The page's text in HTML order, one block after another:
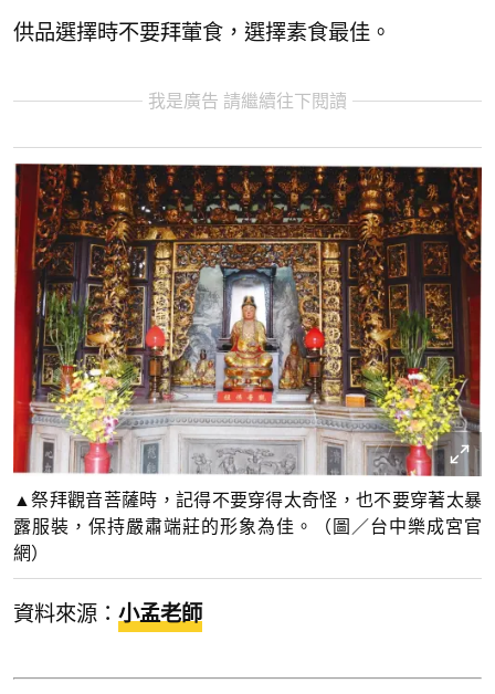
供品選擇時不要拜葷食，選擇素食最佳。
我是廣告 請繼續往下閱讀
▲祭拜觀音菩薩時，記得不要穿得太奇怪，也不要穿著太暴
露服裝，保持嚴肅端莊的形象為佳。（圖／台中樂成宮官
網）
資料來源： 小孟老師